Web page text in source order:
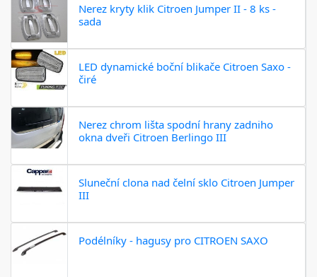
Nerez kryty klik Citroen Jumper II - 8 ks -
sada
LED dynamické boční blikače Citroen Saxo -
čiré
Nerez chrom lišta spodní hrany zadniho
okna dveři Citroen Berlingo III
Sluneční clona nad čelní sklo Citroen Jumper
III
Podélníky - hagusy pro CITROEN SAXO